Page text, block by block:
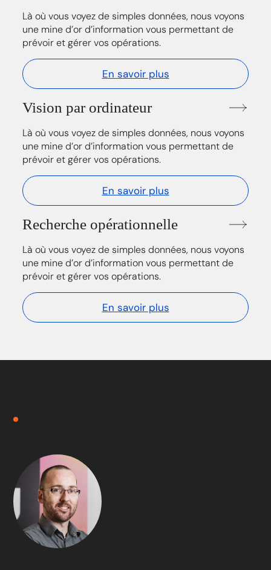
Là où vous voyez de simples données, nous voyons
une mine d’or d’information vous permettant de
prévoir et gérer vos opérations.
En savoir plus
Vision par ordinateur
Là où vous voyez de simples données, nous voyons
une mine d’or d’information vous permettant de
prévoir et gérer vos opérations.
En savoir plus
Recherche opérationnelle
Là où vous voyez de simples données, nous voyons
une mine d’or d’information vous permettant de
prévoir et gérer vos opérations.
En savoir plus